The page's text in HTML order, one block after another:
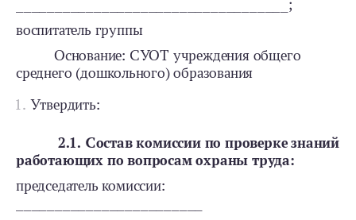
___________________________________;
воспитатель группы
Основание: СУОТ учреждения общего
среднего (дошкольного) образования
Утвердить:
2.1. Состав комиссии по проверке знаний
работающих по вопросам охраны труда:
председатель комиссии: